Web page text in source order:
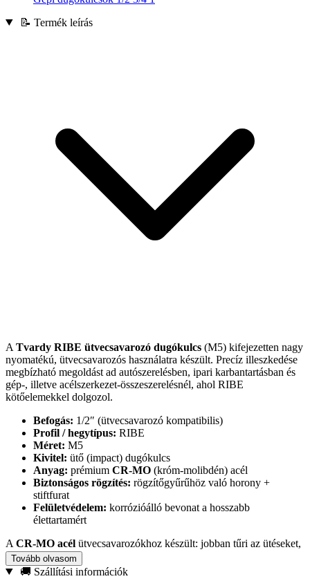
📝 Termék leírás
A Tvardy RIBE ütvecsavarozó dugókulcs (M5) kifejezetten nagy
nyomatékú, ütvecsavarozós használatra készült. Precíz illeszkedése
megbízható megoldást ad autószerelésben, ipari karbantartásban és
gép-, illetve acélszerkezet-összeszerelésnél, ahol RIBE
kötőelemekkel dolgozol.
Befogás: 1/2″ (ütvecsavarozó kompatibilis)
Profil / hegytípus: RIBE
Méret: M5
Kivitel: ütő (impact) dugókulcs
Anyag: prémium CR-MO (króm-molibdén) acél
Biztonságos rögzítés: rögzítőgyűrűhöz való horony +
stiftfurat
Felületvédelem: korrózióálló bevonat a hosszabb
élettartamért
A CR-MO acél ütvecsavarozókhoz készült: jobban tűri az ütéseket,
rugalmasabban nyeli el a vibrációt, és terhelés alatt is megbízhatóan
tartja a formáját. Ennek köszönhetően csökken a
Tovább olvasom
🚚 Szállítási információk